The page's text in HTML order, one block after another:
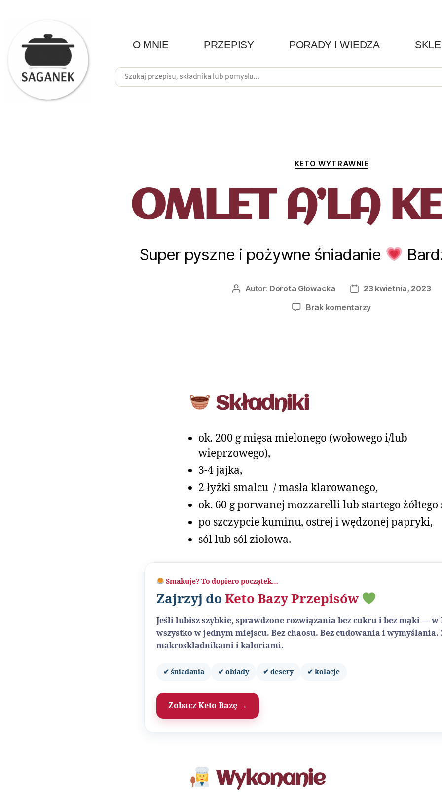
O MNIE PRZEPISY PORADY I WIEDZA
KETO WYTRAWNIE
OMLET A’LA
Super pyszne i pożywne śniadanie
Autor: Dorota Głowacka
23 kwietnia, 2023
Brak komentarzy
Składniki
ok. 200 g mięsa mielonego (wołowego i/lub
wieprzowego),
3-4 jajka,
2 łyżki smalcu / masła klarowanego,
ok. 60 g porwanej mozzarelli lub startego żółtego
po szczypcie kuminu, ostrej i wędzonej papryki,
sól lub sól ziołowa.
Smakuje? To dopiero początek…
Zajrzyj do Keto Bazy Przepisów
Jeśli lubisz szybkie, sprawdzone rozwiązania bez cukru i bez mąki — w
wszystko w jednym miejscu. Bez chaosu. Bez cudowania i wymyślania.
makroskładnikami i kaloriami.
✔ śniadania ✔ obiady ✔ desery ✔ kolacje
Zobacz Keto Bazę →
Wykonanie